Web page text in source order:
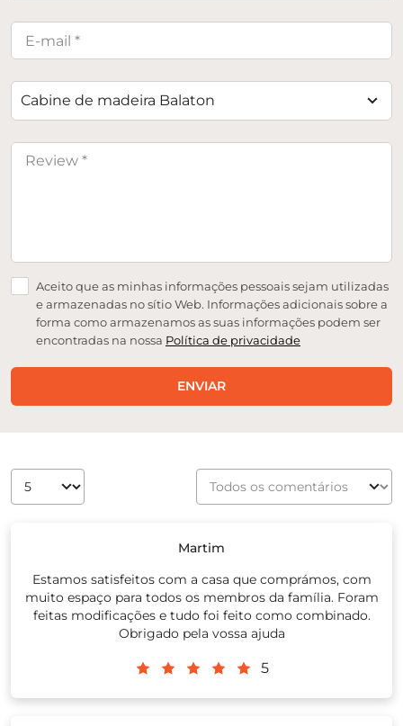
Cabine de madeira Balaton
Aceito que as minhas informações pessoais sejam utilizadas
e armazenadas no sítio Web. Informações adicionais sobre a
forma como armazenamos as suas informações podem ser
encontradas na nossa Política de privacidade
ENVIAR
Martim
Estamos satisfeitos com a casa que comprámos, com
muito espaço para todos os membros da família. Foram
feitas modificações e tudo foi feito como combinado.
Obrigado pela vossa ajuda
5